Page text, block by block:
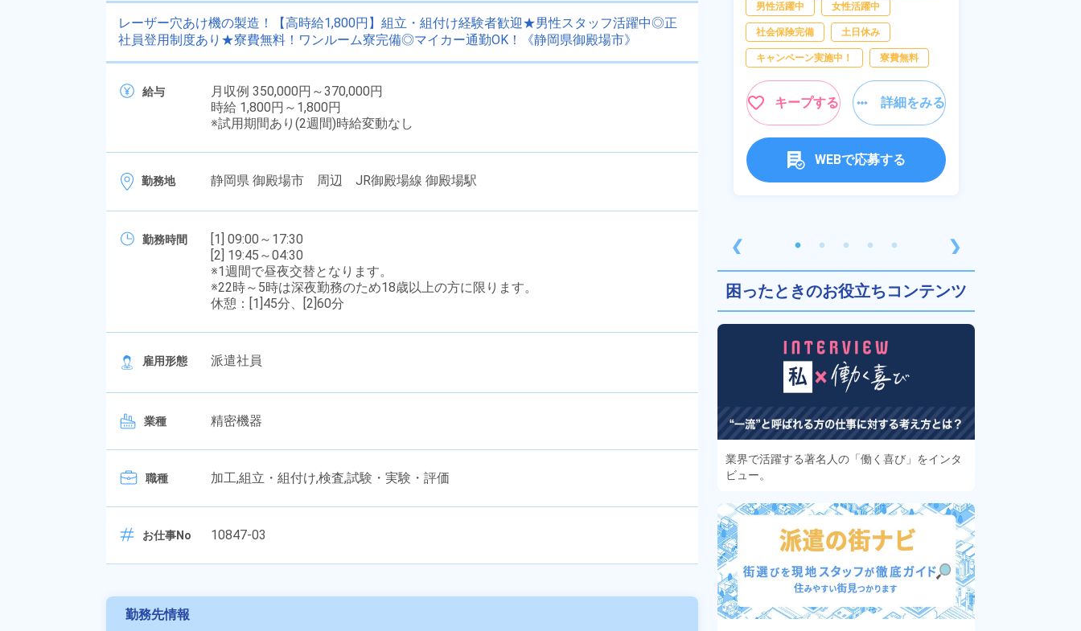
レーザー穴あけ機の製造！【高時給1,800円】組立・組付け経験者歓迎★男性スタッフ活躍中◎正
社員登用制度あり★寮費無料！ワンルーム寮完備◎マイカー通勤OK！《静岡県御殿場市》
給与
月収例 350,000円～370,000円
時給 1,800円～1,800円
※試用期間あり(2週間)時給変動なし
勤務地 静岡県 御殿場市 周辺 JR御殿場線 御殿場駅
勤務時間
[1] 09:00～17:30
[2] 19:45～04:30
※1週間で昼夜交替となります。
※22時～5時は深夜勤務のため18歳以上の方に限ります。
休憩：[1]45分、[2]60分
雇用形態 派遣社員
業種 精密機器
職種 加工,組立・組付け,検査,試験・実験・評価
お仕事No 10847-03
勤務先情報
❮
土日祝休み 経験者優遇
資格・経験不問 未経験者OK
男性活躍中 女性活躍中
社会保険完備 土日休み
キャンペーン実施中！ 寮費無料
キープする 詳細をみる
WEBで応募する
❯
困ったときのお役立ちコンテンツ
業界で活躍する著名人の「働く喜び」をインタ
ビュー。